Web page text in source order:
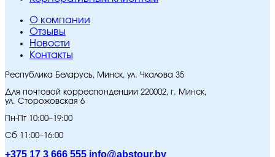
O компании
Отзывы
Новости
Контакты
Республика Беларусь, Минск, ул. Чкалова 35
Для почтовой корреспонденции 220002, г. Минск,
ул. Сторожовская 6
Пн-Пт 10:00–19:00
Сб 11:00–16:00
+375 17 3 666 555 info@abstour.by